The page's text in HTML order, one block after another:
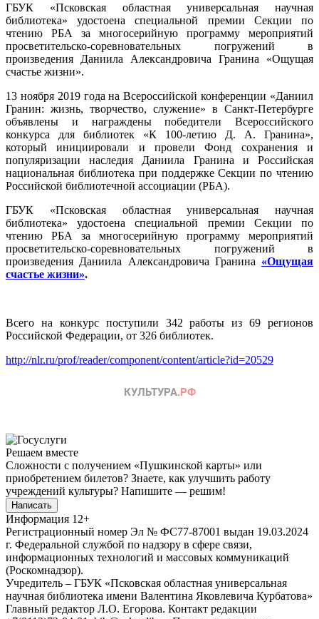
ГБУК «Псковская областная универсальная научная
библиотека» удостоена специальной премии Секции по
чтению РБА за многосерийную программу мероприятий
просветительско-соревновательных погружений в
произведения Даниила Александровича Гранина «Ощущая
счастье жизни».
13 ноября 2019 года на Всероссийской конференции «Даниил
Гранин: жизнь, творчество, служение» в Санкт-Петербурге
объявлены и награждены победители Всероссийского
конкурса для библиотек «К 100-летию Д. А. Гранина»,
который инициировали и провели Фонд сохранения и
популяризации наследия Даниила Гранина и Российская
национальная библиотека при поддержке Секции по чтению
Российской библиотечной ассоциации (РБА).
ГБУК «Псковская областная универсальная научная
библиотека» удостоена специальной премии Секции по
чтению РБА за многосерийную программу мероприятий
просветительско-соревновательных погружений в
произведения Даниила Александровича Гранина «Ощущая
счастье жизни».
Всего на конкурс поступили 342 работы из 69 регионов
Российской Федерации, от 326 библиотек.
http://nlr.ru/prof/reader/component/content/article?id=20529
Решаем вместе
Сложности с получением «Пушкинской карты» или
приобретением билетов? Знаете, как улучшить работу
учреждений культуры? Напишите — решим!
Написать
Информация 12+
Регистрационный номер Эл № ФС77-87001 выдан 19.03.2024
г. Федеральной службой по надзору в сфере связи,
информационных технологий и массовых коммуникаций
(Роскомнадзор).
Учредитель – ГБУК «Псковская областная универсальная
научная библиотека имени Валентина Яковлевича Курбатова»
Главный редактор Л.О. Егорова. Контакт редакции